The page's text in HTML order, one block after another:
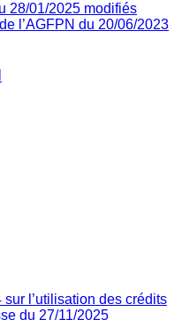
28/01/2025 modifiés
l’AGFPN du 20/06/2023
l’utilisation des crédits
du 27/11/2025